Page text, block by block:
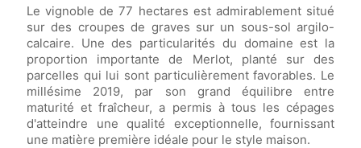
Le vignoble de 77 hectares est admirablement situé
sur des croupes de graves sur un sous-sol argilo-
calcaire. Une des particularités du domaine est la
proportion importante de Merlot, planté sur des
parcelles qui lui sont particulièrement favorables. Le
millésime 2019, par son grand équilibre entre
maturité et fraîcheur, a permis à tous les cépages
d'atteindre une qualité exceptionnelle, fournissant
une matière première idéale pour le style maison.